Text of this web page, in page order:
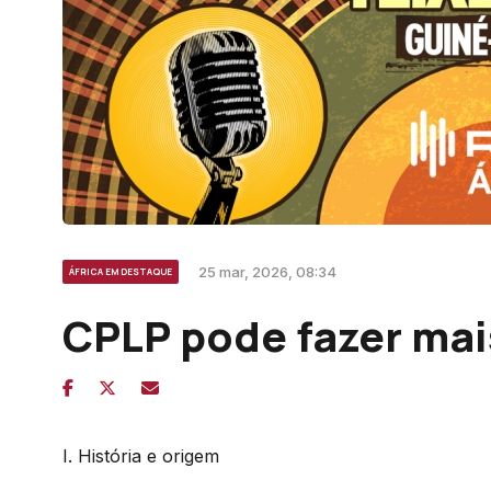
ÁFRICA EM DESTAQUE 25 mar, 2026, 08:34
CPLP pode fazer
I. História e origem